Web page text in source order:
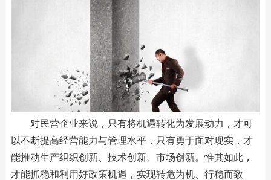
对民营企业来说，只有将机遇转化为发展动力，才可
以不断提高经营能力与管理水平，只有勇于面对现实，才
能推动生产组织创新、技术创新、市场创新。惟其如此，
才能抓稳和利用好政策机遇，实现转危为机、行稳而致